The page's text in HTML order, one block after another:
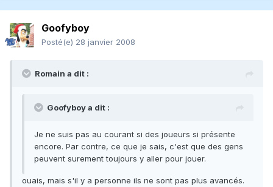
Goofyboy
Posté(e) 28 janvier 2008
Romain a dit :
Goofyboy a dit :
Je ne suis pas au courant si des joueurs si présente
encore. Par contre, ce que je sais, c'est que des gens
peuvent surement toujours y aller pour jouer.
ouais, mais s'il y a personne ils ne sont pas plus avancés.